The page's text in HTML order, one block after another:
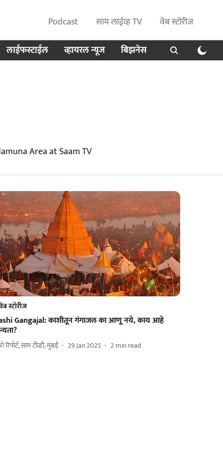
Podcast साम लाईव्ह TV
वेब स्टोरीज
लाईफस्टाईल
व्हायरल न्यूज बिझनेस
Area at Saam TV
स्टोरीज
Gangajal: काशीतून गंगाजल का आणू नये, काय आहे
रिपोर्ट, साम टीव्ही, मुंबई 29 Jan 2025 2min read